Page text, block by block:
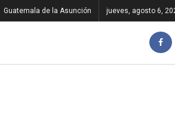
Guatemala de la Asunción jueves, agosto 6,